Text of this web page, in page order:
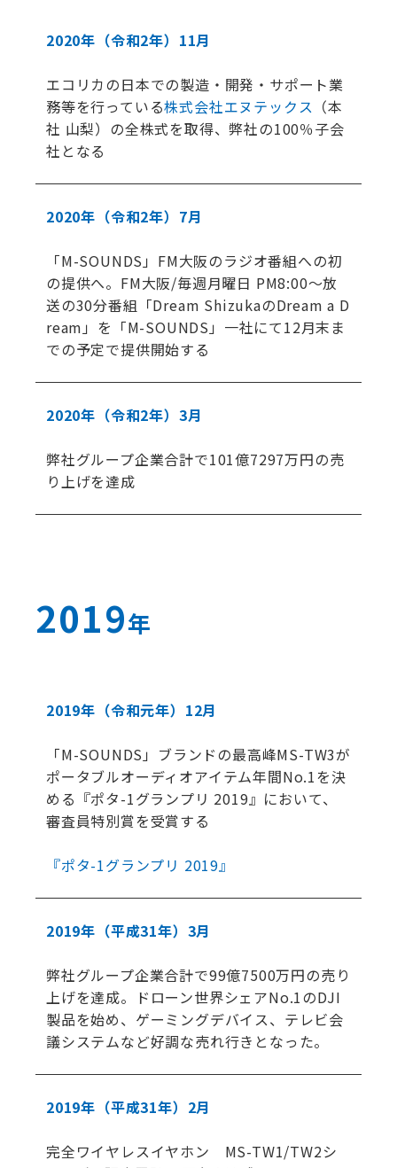
2020年 （令和2年） 11月
エコリカの日本での製造・開発・サポート業
務等を行っている株式会社エヌテックス （本
社 山梨）の全株式を取得、弊社の100％子会
社となる
2020年 （令和2年） 7月
「M-SOUNDS」FM大阪のラジオ番組への初
の提供へ。FM大阪/毎週月曜日 PM8:00〜放
送の30分番組「Dream ShizukaのDream a D
ream」を「M-SOUNDS」一社にて12月末ま
での予定で提供開始する
2020年 （令和2年） 3月
弊社グループ企業合計で101億7297万円の売
り上げを達成
2019年
2019年 （令和元年） 12月
「M-SOUNDS」ブランドの最高峰MS-TW3が
ポータブルオーディオアイテム年間No.1を決
める『ポタ-1グランプリ 2019』において、
審査員特別賞を受賞する
『ポタ-1グランプリ 2019』
2019年 （平成31年） 3月
弊社グループ企業合計で99億7500万円の売り
上げを達成。ドローン世界シェアNo.1のDJI
製品を始め、ゲーミングデバイス、テレビ会
議システムなど好調な売れ行きとなった。
2019年 （平成31年） 2月
完全ワイヤレスイヤホン MS-TW1/TW2シ